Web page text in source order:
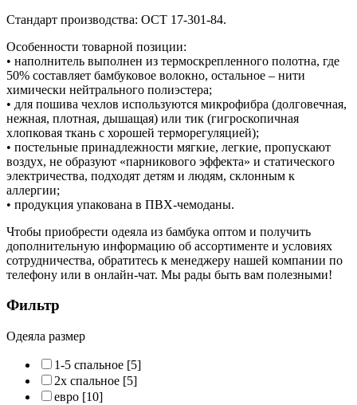
Стандарт производства: ОСТ 17-301-84.
Особенности товарной позиции:
• наполнитель выполнен из термоскрепленного полотна, где
50% составляет бамбуковое волокно, остальное – нити
химически нейтрального полиэстера;
• для пошива чехлов используются микрофибра (долговечная,
нежная, плотная, дышащая) или тик (гигроскопичная
хлопковая ткань с хорошей терморегуляцией);
• постельные принадлежности мягкие, легкие, пропускают
воздух, не образуют «парникового эффекта» и статического
электричества, подходят детям и людям, склонным к
аллергии;
• продукция упакована в ПВХ-чемоданы.
Чтобы приобрести одеяла из бамбука оптом и получить
дополнительную информацию об ассортименте и условиях
сотрудничества, обратитесь к менеджеру нашей компании по
телефону или в онлайн-чат. Мы рады быть вам полезными!
Фильтр
Одеяла размер
1-5 спальное [5]
2х спальное [5]
евро [10]